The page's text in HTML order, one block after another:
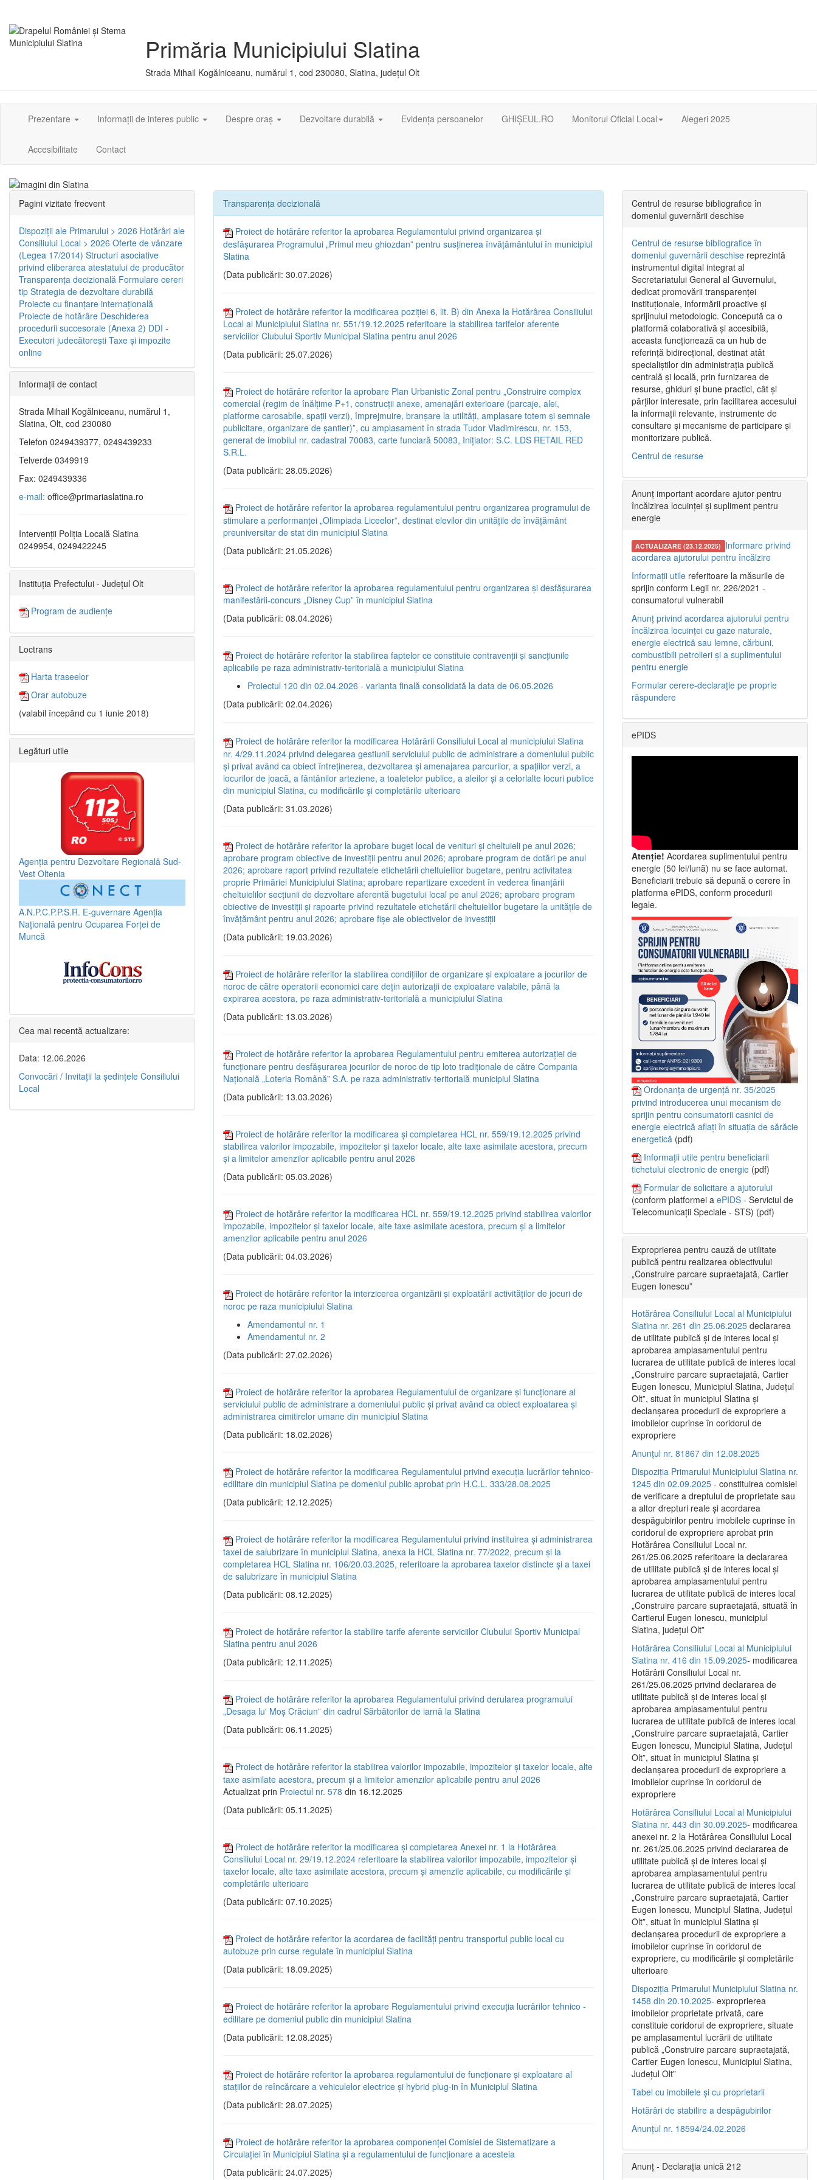
Primăria Municipiului Slatina
Strada Mihail Kogălniceanu, numărul 1, cod 230080, Slatina, județul Olt
Prezentare Informații de interes public Despre oraș Dezvoltare durabilă Evidența persoanelor GHIȘEUL.RO Monitorul Oficial Local Alegeri 2025
Accesibilitate Contact
Transparența decizională
Proiect de hotărâre referitor la aprobarea Regulamentului privind organizarea și
desfășurarea Programului „Primul meu ghiozdan” pentru susținerea învățământului în municipiul
Slatina
(Data publicării: 30.07.2026)
Proiect de hotărâre referitor la modificarea poziției 6, lit. B) din Anexa la Hotărârea Consiliului
Local al Municipiului Slatina nr. 551/19.12.2025 referitoare la stabilirea tarifelor aferente
serviciilor Clubului Sportiv Municipal Slatina pentru anul 2026
(Data publicării: 25.07.2026)
Proiect de hotărâre referitor la aprobare Plan Urbanistic Zonal pentru „Construire complex
comercial (regim de înălțime P+1, construcții anexe, amenajări exterioare (parcaje, alei,
platforme carosabile, spații verzi), împrejmuire, branșare la utilități, amplasare totem și semnale
publicitare, organizare de șantier)”, cu amplasament în strada Tudor Vladimirescu, nr. 153,
generat de imobilul nr. cadastral 70083, carte funciară 50083, Inițiator: S.C. LDS RETAIL RED
S.R.L.
(Data publicării: 28.05.2026)
Proiect de hotărâre referitor la aprobarea regulamentului pentru organizarea programului de
stimulare a performanței „Olimpiada Liceelor”, destinat elevilor din unitățile de învățământ
preuniversitar de stat din municipiul Slatina
(Data publicării: 21.05.2026)
Proiect de hotărâre referitor la aprobarea regulamentului pentru organizarea și desfășurarea
manifestării-concurs „Disney Cup” în municipiul Slatina
(Data publicării: 08.04.2026)
Proiect de hotărâre referitor la stabilirea faptelor ce constituie contravenții și sancțiunile
aplicabile pe raza administrativ-teritorială a municipiului Slatina
Proiectul 120 din 02.04.2026 - varianta finală consolidată la data de 06.05.2026
(Data publicării: 02.04.2026)
Proiect de hotărâre referitor la modificarea Hotărârii Consiliului Local al municipiului Slatina
nr. 4/29.11.2024 privind delegarea gestiunii serviciului public de administrare a domeniului public
și privat având ca obiect întreținerea, dezvoltarea și amenajarea parcurilor, a spațiilor verzi, a
locurilor de joacă, a fântânilor arteziene, a toaletelor publice, a aleilor și a celorlalte locuri publice
din municipiul Slatina, cu modificările și completările ulterioare
(Data publicării: 31.03.2026)
Proiect de hotărâre referitor la aprobare buget local de venituri și cheltuieli pe anul 2026;
aprobare program obiective de investiții pentru anul 2026; aprobare program de dotări pe anul
2026; aprobare raport privind rezultatele etichetării cheltuielilor bugetare, pentru activitatea
proprie Primăriei Municipiului Slatina; aprobare repartizare excedent în vederea finanțării
cheltuielilor secțiunii de dezvoltare aferentă bugetului local pe anul 2026; aprobare program
obiective de investiții și rapoarte privind rezultatele etichetării cheltuielilor bugetare la unitățile de
învățământ pentru anul 2026; aprobare fișe ale obiectivelor de investiții
(Data publicării: 19.03.2026)
Proiect de hotărâre referitor la stabilirea condițiilor de organizare și exploatare a jocurilor de
noroc de către operatorii economici care dețin autorizații de exploatare valabile, până la
expirarea acestora, pe raza administrativ-teritorială a municipiului Slatina
(Data publicării: 13.03.2026)
Proiect de hotărâre referitor la aprobarea Regulamentului pentru emiterea autorizației de
funcționare pentru desfășurarea jocurilor de noroc de tip loto tradiționale de către Compania
Națională „Loteria Română” S.A. pe raza administrativ-teritorială municipiul Slatina
(Data publicării: 13.03.2026)
Proiect de hotărâre referitor la modificarea și completarea HCL nr. 559/19.12.2025 privind
stabilirea valorilor impozabile, impozitelor și taxelor locale, alte taxe asimilate acestora, precum
și a limitelor amenzilor aplicabile pentru anul 2026
(Data publicării: 05.03.2026)
Proiect de hotărâre referitor la modificarea HCL nr. 559/19.12.2025 privind stabilirea valorilor
impozabile, impozitelor și taxelor locale, alte taxe asimilate acestora, precum și a limitelor
amenzilor aplicabile pentru anul 2026
(Data publicării: 04.03.2026)
Proiect de hotărâre referitor la interzicerea organizării și exploatării activităților de jocuri de
noroc pe raza municipiului Slatina
Amendamentul nr. 1
Amendamentul nr. 2
(Data publicării: 27.02.2026)
Proiect de hotărâre referitor la aprobarea Regulamentului de organizare și funcționare al
serviciului public de administrare a domeniului public și privat având ca obiect exploatarea și
administrarea cimitirelor umane din municipiul Slatina
(Data publicării: 18.02.2026)
Proiect de hotărâre referitor la modificarea Regulamentului privind execuția lucrărilor tehnico-
edilitare din municipiul Slatina pe domeniul public aprobat prin H.C.L. 333/28.08.2025
(Data publicării: 12.12.2025)
Proiect de hotărâre referitor la modificarea Regulamentului privind instituirea și administrarea
taxei de salubrizare în municipiul Slatina, anexa la HCL Slatina nr. 77/2022, precum și la
completarea HCL Slatina nr. 106/20.03.2025, referitoare la aprobarea taxelor distincte și a taxei
de salubrizare în municipiul Slatina
(Data publicării: 08.12.2025)
Proiect de hotărâre referitor la stabilire tarife aferente serviciilor Clubului Sportiv Municipal
Slatina pentru anul 2026
(Data publicării: 12.11.2025)
Proiect de hotărâre referitor la aprobarea Regulamentului privind derularea programului
„Desaga lu' Moș Crăciun” din cadrul Sărbătorilor de iarnă la Slatina
(Data publicării: 06.11.2025)
Proiect de hotărâre referitor la stabilirea valorilor impozabile, impozitelor și taxelor locale, alte
taxe asimilate acestora, precum și a limitelor amenzilor aplicabile pentru anul 2026
Actualizat prin Proiectul nr. 578 din 16.12.2025
(Data publicării: 05.11.2025)
Proiect de hotărâre referitor la modificarea și completarea Anexei nr. 1 la Hotărârea
Consiliului Local nr. 29/19.12.2024 referitoare la stabilirea valorilor impozabile, impozitelor și
taxelor locale, alte taxe asimilate acestora, precum și amenzile aplicabile, cu modificările și
completările ulterioare
(Data publicării: 07.10.2025)
Proiect de hotărâre referitor la acordarea de facilități pentru transportul public local cu
autobuze prin curse regulate în municipiul Slatina
(Data publicării: 18.09.2025)
Proiect de hotărâre referitor la aprobare Regulamentului privind execuţia lucrărilor tehnico -
edilitare pe domeniul public din municipiul Slatina
(Data publicării: 12.08.2025)
Proiect de hotărâre referitor la aprobarea regulamentului de funcţionare şi exploatare al
staţiilor de reîncărcare a vehiculelor electrice şi hybrid plug-in în Municiplul Slatina
(Data publicării: 28.07.2025)
Proiect de hotărâre referitor la aprobarea componenţei Comisiei de Sistematizare a
Circulaţiei în Municipiul Slatina și a regulamentului de funcţionare a acesteia
(Data publicării: 24.07.2025)
Pagini vizitate frecvent
Dispoziţii ale Primarului > 2026 Hotărâri ale
Consiliului Local > 2026 Oferte de vânzare
(Legea 17/2014) Structuri asociative
privind eliberarea atestatului de producător
Transparenţa decizională Formulare cereri
tip Strategia de dezvoltare durabilă
Proiecte cu finanţare internaţională
Proiecte de hotărâre Deschiderea
procedurii succesorale (Anexa 2) DDI -
Executori judecătorești Taxe şi impozite
online
Informaţii de contact
Strada Mihail Kogălniceanu, numărul 1,
Slatina, Olt, cod 230080
Telefon 0249439377, 0249439233
Telverde 0349919
Fax: 0249439336
e-mail: office@primariaslatina.ro
Intervenții Poliția Locală Slatina
0249954, 0249422245
Instituția Prefectului - Județul Olt
Program de audiențe
Loctrans
Harta traseelor
Orar autobuze
(valabil începând cu 1 iunie 2018)
Legături utile
Agenția pentru Dezvoltare Regională Sud-
Vest Oltenia
A.N.P.C.P.P.S.R. E-guvernare Agenția
Națională pentru Ocuparea Forței de
Muncă
Cea mai recentă actualizare:
Data: 12.06.2026
Convocări / Invitaţii la şedinţele Consiliului
Local
Centrul de resurse bibliografice în
domeniul guvernării deschise
Centrul de resurse bibliografice în
domeniul guvernării deschise reprezintă
instrumentul digital integrat al
Secretariatului General al Guvernului,
dedicat promovării transparenței
instituționale, informării proactive și
sprijinului metodologic. Concepută ca o
platformă colaborativă și accesibilă,
aceasta funcționează ca un hub de
referință bidirecțional, destinat atât
specialiștilor din administrația publică
centrală și locală, prin furnizarea de
resurse, ghiduri și bune practici, cât și
părților interesate, prin facilitarea accesului
la informații relevante, instrumente de
consultare și mecanisme de participare și
monitorizare publică.
Centrul de resurse
Anunț important acordare ajutor pentru
încălzirea locuinței și supliment pentru
energie
ACTUALIZARE (23.12.2025) Informare privind
acordarea ajutorului pentru încălzire
Informații utile referitoare la măsurile de
sprijin conform Legii nr. 226/2021 -
consumatorul vulnerabil
Anunț privind acordarea ajutorului pentru
încălzirea locuinței cu gaze naturale,
energie electrică sau lemne, cărbuni,
combustibili petrolieri și a suplimentului
pentru energie
Formular cerere-declarație pe proprie
răspundere
ePIDS
Atenție! Acordarea suplimentului pentru
energie (50 lei/lună) nu se face automat.
Beneficiarii trebuie să depună o cerere în
platforma ePIDS, conform procedurii
legale.
Ordonanța de urgență nr. 35/2025
privind introducerea unui mecanism de
sprijin pentru consumatorii casnici de
energie electrică aflați în situația de sărăcie
energetică (pdf)
Informații utile pentru beneficiarii
tichetului electronic de energie (pdf)
Formular de solicitare a ajutorului
(conform platformei a ePIDS - Serviciul de
Telecomunicații Speciale - STS) (pdf)
Exproprierea pentru cauză de utilitate
publică pentru realizarea obiectivului
„Construire parcare supraetajată, Cartier
Eugen Ionescu”
Hotărârea Consiliului Local al Municipiului
Slatina nr. 261 din 25.06.2025 declararea
de utilitate publică și de interes local și
aprobarea amplasamentului pentru
lucrarea de utilitate publică de interes local
„Construire parcare supraetajată, Cartier
Eugen Ionescu, Municipiul Slatina, Județul
Olt”, situat în municipiul Slatina și
declanșarea procedurii de expropriere a
imobilelor cuprinse în coridorul de
expropriere
Anunțul nr. 81867 din 12.08.2025
Dispoziția Primarului Municipiului Slatina nr.
1245 din 02.09.2025 - constituirea comisiei
de verificare a dreptului de proprietate sau
a altor drepturi reale și acordarea
despăgubirilor pentru imobilele cuprinse în
coridorul de expropriere aprobat prin
Hotărârea Consiliului Local nr.
261/25.06.2025 referitoare la declararea
de utilitate publică și de interes local și
aprobarea amplasamentului pentru
lucrarea de utilitate publică de interes local
„Construire parcare supraetajată, situată în
Cartierul Eugen Ionescu, municipiul
Slatina, județul Olt”
Hotărârea Consiliului Local al Municipiului
Slatina nr. 416 din 15.09.2025- modificarea
Hotărârii Consiliului Local nr.
261/25.06.2025 privind declararea de
utilitate publică și de interes local și
aprobarea amplasamentului pentru
lucrarea de utilitate publică de interes local
„Construire parcare supraetajată, Cartier
Eugen Ionescu, Muncipiul Slatina, Județul
Olt”, situat în municipiul Slatina și
declanșarea procedurii de expropriere a
imobilelor cuprinse în coridorul de
expropriere
Hotărârea Consiliului Local al Municipiului
Slatina nr. 443 din 30.09.2025- modificarea
anexei nr. 2 la Hotărârea Consiliului Local
nr. 261/25.06.2025 privind declararea de
utilitate publică şi de interes local şi
aprobarea amplasamentului pentru
lucrarea de utilitate publică de interes local
„Construire parcare supraetajată, Cartier
Eugen Ionescu, Muncipiul Slatina, Judeţul
Olt”, situat în municipiul Slatina şi
declanşarea procedurii de expropriere a
imobilelor cuprinse în coridorul de
expropriere, cu modificările şi completările
ulterioare
Dispoziția Primarului Municipiului Slatina nr.
1458 din 20.10.2025- exproprierea
imobilelor proprietate privată, care
constituie coridorul de expropriere, situate
pe amplasamentul lucrării de utilitate
publică „Construire parcare supraetajată,
Cartier Eugen Ionescu, Municipiul Slatina,
Județul Olt”
Tabel cu imobilele și cu proprietarii
Hotărâri de stabilire a despăgubirilor
Anunțul nr. 18594/24.02.2026
Anunț - Declarația unică 212